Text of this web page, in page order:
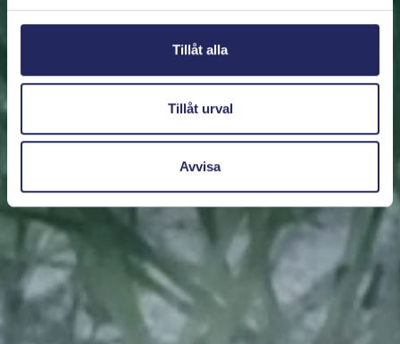
Tillåt alla
Tillåt urval
Avvisa